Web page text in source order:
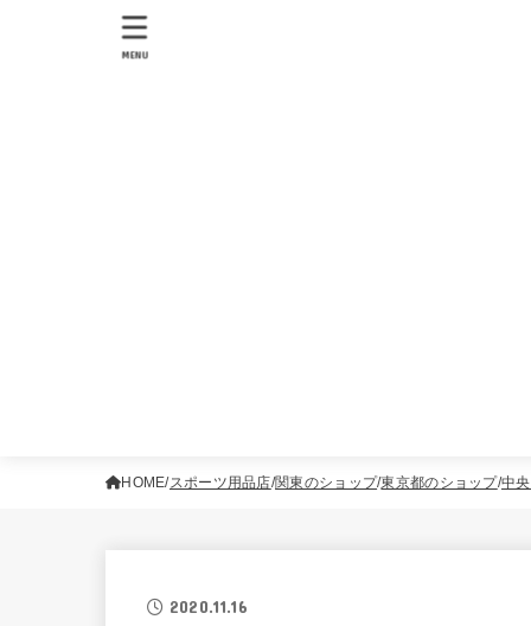
MENU
HOME スポーツ用品店 関東のショップ 東京都のショップ 中
2020.11.16